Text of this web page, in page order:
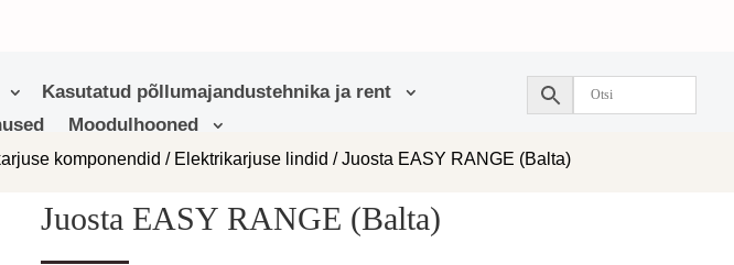
Kasutatud põllumajandustehnika ja rent
Moodulhooned
komponendid / Elektrikarjuse lindid / Juosta EASY RANGE (Balta)
Juosta EASY RANGE (Balta)